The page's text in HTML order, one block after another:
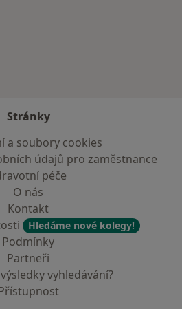
Stránky
a soubory cookies
údajů pro zaměstnance
péče
O nás
Kontakt
Hledáme nové kolegy!
Podmínky
Partneři
vyhledávání?